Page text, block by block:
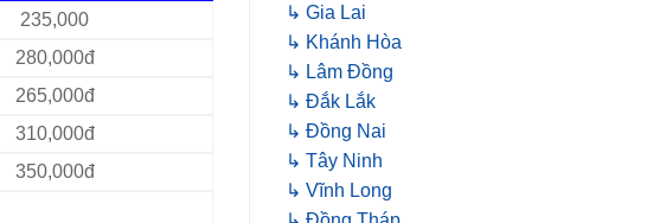
235,000
280,000đ
265,000đ
310,000đ
350,000đ
↳ Gia Lai
↳ Khánh Hòa
↳ Lâm Đồng
↳ Đắk Lắk
↳ Đồng Nai
↳ Tây Ninh
↳ Vĩnh Long